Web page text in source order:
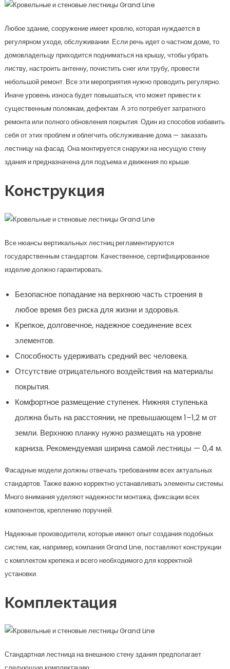
Любое здание, сооружение имеет кровлю, которая нуждается в
регулярном уходе, обслуживании. Если речь идет о частном доме, то
домовладельцу приходится подниматься на крышу, чтобы убрать
листву, настроить антенну, почистить снег или трубу, провести
небольшой ремонт. Все эти мероприятия нужно проводить регулярно.
Иначе уровень износа будет повышаться, что может привести к
существенным поломкам, дефектам. А это потребует затратного
ремонта или полного обновления покрытия. Один из способов избавить
себя от этих проблем и облегчить обслуживание дома — заказать
лестницу на фасад. Она монтируется снаружи на несущую стену
здания и предназначена для подъема и движения по крыше.
Конструкция
Все нюансы вертикальных лестниц регламентируются
государственным стандартом. Качественное, сертифицированное
изделие должно гарантировать:
Безопасное попадание на верхнюю часть строения в
любое время без риска для жизни и здоровья.
Крепкое, долговечное, надежное соединение всех
элементов.
Способность удерживать средний вес человека.
Отсутствие отрицательного воздействия на материалы
покрытия.
Комфортное размещение ступенек. Нижняя ступенька
должна быть на расстоянии, не превышающем 1–1,2 м от
земли. Верхнюю планку нужно размещать на уровне
карниза. Рекомендуемая ширина самой лестницы — 0,4 м.
Фасадные модели должны отвечать требованиям всех актуальных
стандартов. Также важно корректно устанавливать элементы системы.
Много внимания уделяют надежности монтажа, фиксации всех
компонентов, креплению поручней.
Надежные производители, которые имеют опыт создания подобных
систем, как, например, компания Grand Line, поставляют конструкции
с комплектом крепежа и всего необходимого для корректной
установки.
Комплектация
Стандартная лестница на внешнюю стену здания предполагает